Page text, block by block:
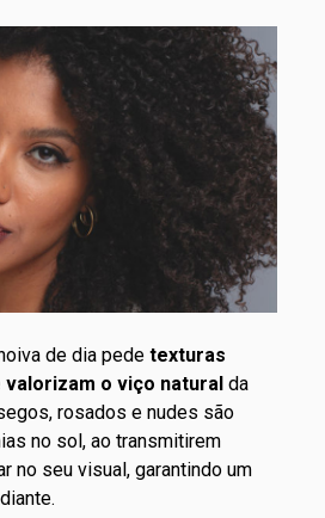
de dia pede texturas
o viço natural da
rosados e nudes são
no sol, ao transmitirem
no seu visual, garantindo um